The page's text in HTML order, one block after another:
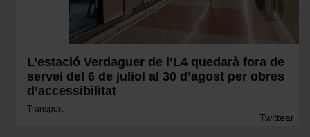
L’estació Verdaguer de l’L4 quedarà fora de
servei del 6 de juliol al 30 d’agost per obres
d’accessibilitat
Transport
Twittear